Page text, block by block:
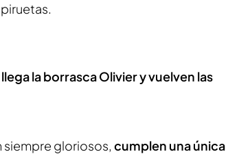
la borrasca Olivier y vuelven las
siempre gloriosos, cumplen una única